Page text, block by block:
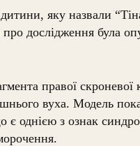
яку назвали
дослідження була
правої скроневої
вуха. Модель
є однією з ознак